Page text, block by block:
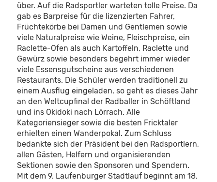
über. Auf die Radsportler warteten tolle Preise. Da
gab es Barpreise für die lizenzierten Fahrer,
Früchtekörbe bei Damen und Gentlemen sowie
viele Naturalpreise wie Weine, Fleischpreise, ein
Raclette-Ofen als auch Kartoffeln, Raclette und
Gewürz sowie besonders begehrt immer wieder
viele Essensgutscheine aus verschiedenen
Restaurants. Die Schüler werden traditionell zu
einem Ausflug eingeladen, so geht es dieses Jahr
an den Weltcupfinal der Radballer in Schöftland
und ins Okidoki nach Lörrach. Alle
Kategoriensieger sowie die besten Fricktaler
erhielten einen Wanderpokal. Zum Schluss
bedankte sich der Präsident bei den Radsportlern,
allen Gästen, Helfern und organisierenden
Sektionen sowie den Sponsoren und Spendern.
Mit dem 9. Laufenburger Stadtlauf beginnt am 18.